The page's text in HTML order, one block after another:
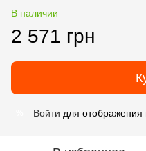
В наличии
2 571 грн
Войти для отображения